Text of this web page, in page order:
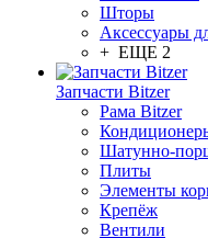
Шторы
Аксессуары
+ ЕЩЕ 2
Запчасти Bitzer
Рама Bitzer
Шатунно-
Плиты
Элементы
Крепёж
Вентили